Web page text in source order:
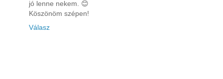
jó lenne nekem. 😊
Köszönöm szépen!
Válasz